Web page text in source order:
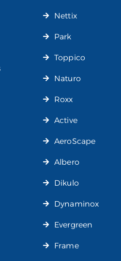
Nettix
Park
Toppico
Naturo
Roxx
Active
AeroScape
Albero
Dikulo
Dynaminox
Evergreen
Frame